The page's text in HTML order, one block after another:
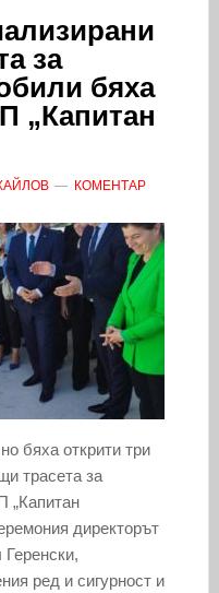
за
бяха
„Капитан
КОМЕНТАР
бяха открити три
трасета за
„Капитан
директорът
ред и сигурност и